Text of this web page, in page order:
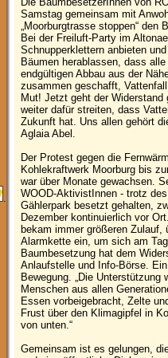
.
Samstag gemeinsam mit
„Moorburgtrasse stoppen“
Bei der Freiluft-Party im
Schnupperklettern anbieten
Bäumen herablassen, dass
endgültigen Abbau aus der
zusammen geschafft,
Mut! Jetzt geht der Widerstand
weiter dafür streiten, dass
Zukunft hat. Uns allen gehört
Aglaia Abel.
Der Protest gegen die
Kohlekraftwerk Moorburg bis
war über Monate gewachsen.
WOOD-AktivistInnen - trotz
Gählerpark besetzt gehalten,
Dezember kontinuierlich vor
bekam immer größeren Zulauf,
Alarmkette ein, um sich am
Baumbesetzung hat dem
Anlaufstelle und Info-Börse.
Bewegung. „Die
Menschen aus allen
Essen vorbeigebracht, Zelte
Frust über den Klimagipfel in
von unten.“
Gemeinsam ist es gelungen,